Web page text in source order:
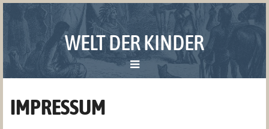
WELT DER KINDER
IMPRESSUM